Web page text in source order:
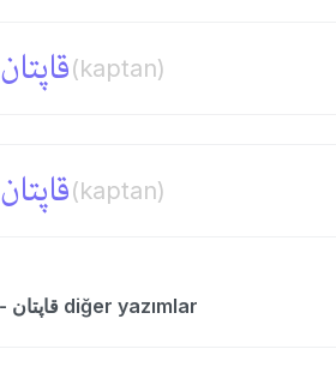
قاپتان(kaptan)
قاپتان(kaptan)
kaptan - قاپتان diğer yazımlar